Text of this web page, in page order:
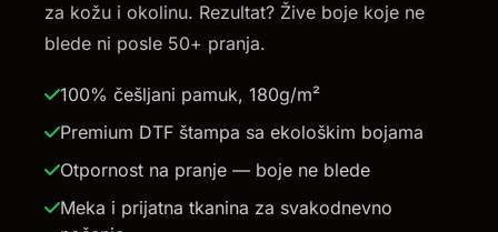
za kožu i okolinu. Rezultat? Žive boje koje ne
blede ni posle 50+ pranja.
100% češljani pamuk, 180g/m²
Premium DTF štampa sa ekološkim bojama
Otpornost na pranje — boje ne blede
Meka i prijatna tkanina za svakodnevno